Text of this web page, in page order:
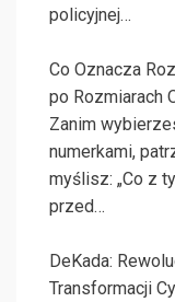
policyjnej…
Co Oznacza
po Rozmiarach
Zanim
numerkami,
myślisz: „Co z
przed…
DeKada:
Transformacji